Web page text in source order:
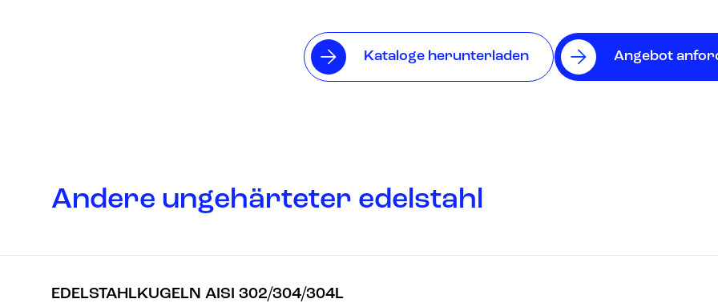
Kataloge herunterladen Angebot
Andere ungehärteter edelstahl
EDELSTAHLKUGELN AISI 302/304/304L